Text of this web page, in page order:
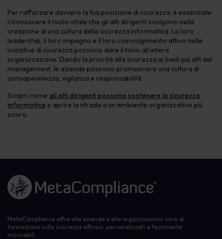
Per rafforzare davvero la tua posizione di sicurezza, è essenziale
riconoscere il ruolo vitale che gli alti dirigenti svolgono nella
creazione di una cultura della sicurezza informatica. La loro
leadership, il loro impegno e il loro coinvolgimento attivo nelle
iniziative di sicurezza possono dare il tono all’intera
organizzazione. Dando la priorità alla sicurezza ai livelli più alti del
management, le aziende possono promuovere una cultura di
consapevolezza, vigilanza e responsabilità.
Scopri come gli alti dirigenti possono sostenere la sicurezza
informatica e aprire la strada a un ambiente organizzativo più
sicuro.
Link alla homepage
MetaCompliance offre alle aziende e alle organizzazioni corsi di
formazione sulla sicurezza efficaci, personalizzati e facilmente
misurabili.